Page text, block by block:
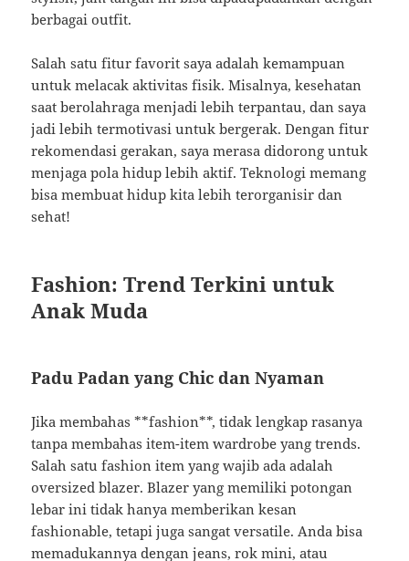
berbagai outfit.
Salah satu fitur favorit saya adalah kemampuan
untuk melacak aktivitas fisik. Misalnya, kesehatan
saat berolahraga menjadi lebih terpantau, dan saya
jadi lebih termotivasi untuk bergerak. Dengan fitur
rekomendasi gerakan, saya merasa didorong untuk
menjaga pola hidup lebih aktif. Teknologi memang
bisa membuat hidup kita lebih terorganisir dan
sehat!
Fashion: Trend Terkini untuk
Anak Muda
Padu Padan yang Chic dan Nyaman
Jika membahas **fashion**, tidak lengkap rasanya
tanpa membahas item-item wardrobe yang trends.
Salah satu fashion item yang wajib ada adalah
oversized blazer. Blazer yang memiliki potongan
lebar ini tidak hanya memberikan kesan
fashionable, tetapi juga sangat versatile. Anda bisa
memadukannya dengan jeans, rok mini, atau